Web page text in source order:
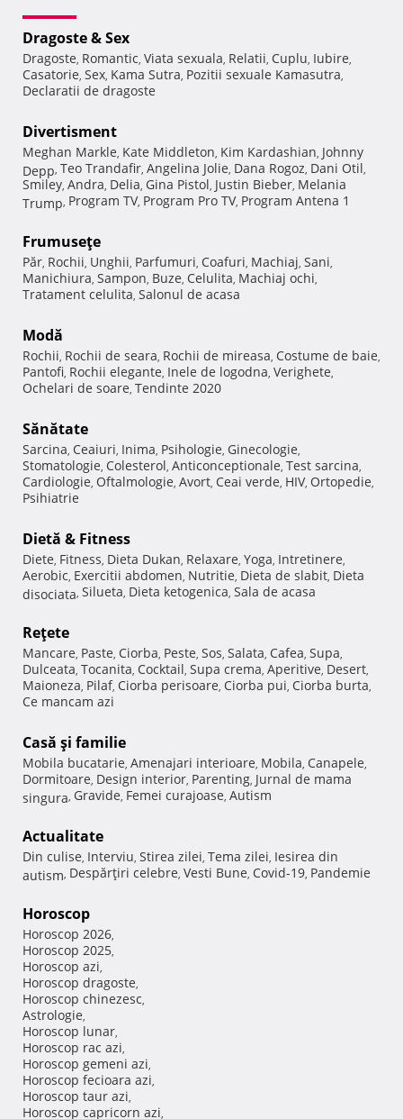
Dragoste & Sex
Dragoste, Romantic, Viata sexuala, Relatii, Cuplu, Iubire,
Casatorie, Sex, Kama Sutra, Pozitii sexuale Kamasutra,
Declaratii de dragoste
Divertisment
Meghan Markle, Kate Middleton, Kim Kardashian, Johnny
Depp, Teo Trandafir, Angelina Jolie, Dana Rogoz, Dani Otil,
Smiley, Andra, Delia, Gina Pistol, Justin Bieber, Melania
Trump, Program TV, Program Pro TV, Program Antena 1
Frumuseţe
Păr, Rochii, Unghii, Parfumuri, Coafuri, Machiaj, Sani,
Manichiura, Sampon, Buze, Celulita, Machiaj ochi,
Tratament celulita, Salonul de acasa
Modă
Rochii, Rochii de seara, Rochii de mireasa, Costume de baie,
Pantofi, Rochii elegante, Inele de logodna, Verighete,
Ochelari de soare, Tendinte 2020
Sănătate
Sarcina, Ceaiuri, Inima, Psihologie, Ginecologie,
Stomatologie, Colesterol, Anticonceptionale, Test sarcina,
Cardiologie, Oftalmologie, Avort, Ceai verde, HIV, Ortopedie,
Psihiatrie
Dietă & Fitness
Diete, Fitness, Dieta Dukan, Relaxare, Yoga, Intretinere,
Aerobic, Exercitii abdomen, Nutritie, Dieta de slabit, Dieta
disociata, Silueta, Dieta ketogenica, Sala de acasa
Reţete
Mancare, Paste, Ciorba, Peste, Sos, Salata, Cafea, Supa,
Dulceata, Tocanita, Cocktail, Supa crema, Aperitive, Desert,
Maioneza, Pilaf, Ciorba perisoare, Ciorba pui, Ciorba burta,
Ce mancam azi
Casă şi familie
Mobila bucatarie, Amenajari interioare, Mobila, Canapele,
Dormitoare, Design interior, Parenting, Jurnal de mama
singura, Gravide, Femei curajoase, Autism
Actualitate
Din culise, Interviu, Stirea zilei, Tema zilei, Iesirea din
autism, Despărţiri celebre, Vesti Bune, Covid-19, Pandemie
Horoscop
Horoscop 2026,
Horoscop 2025,
Horoscop azi,
Horoscop dragoste,
Horoscop chinezesc,
Astrologie,
Horoscop lunar,
Horoscop rac azi,
Horoscop gemeni azi,
Horoscop fecioara azi,
Horoscop taur azi,
Horoscop capricorn azi,